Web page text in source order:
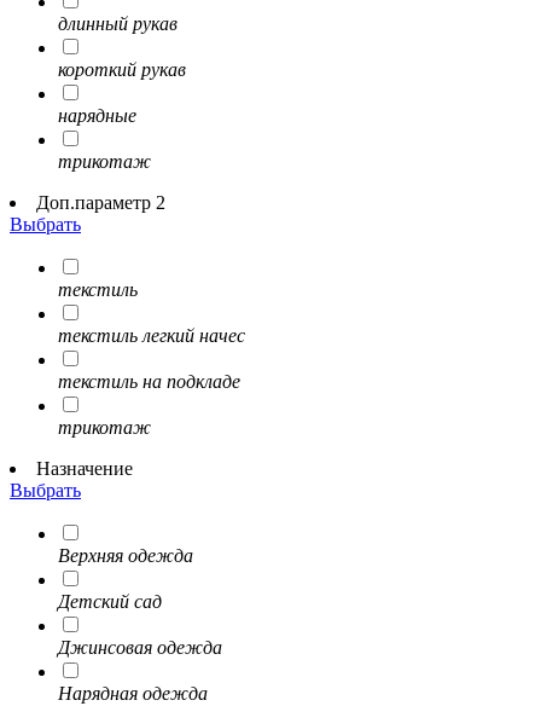
длинный рукав
короткий рукав
нарядные
трикотаж
Доп.параметр 2
Выбрать
текстиль
текстиль легкий начес
текстиль на подкладе
трикотаж
Назначение
Выбрать
Верхняя одежда
Детский сад
Джинсовая одежда
Нарядная одежда